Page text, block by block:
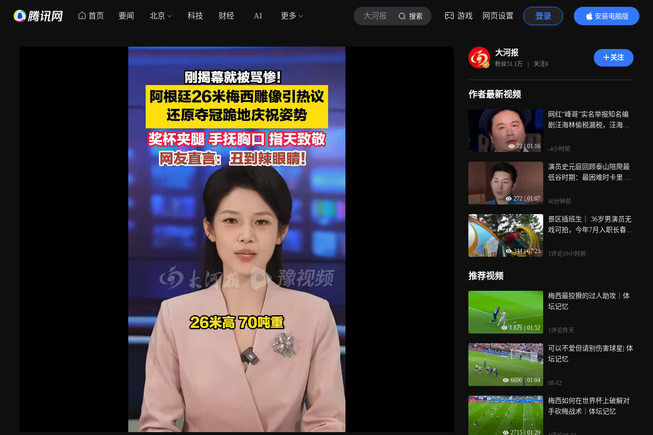
首页 要闻 北京 科技 财经 AI 更多 大河报 搜索 游戏 网页设置 登录
安装电脑版
内容更精彩
大河报
粉丝51.1万 | 关注0
关注
作者最新视频
72 | 01:16
网红“峰哥”实名举报知名编
剧汪海林偷税漏税，汪海林
作，该事件仅处于举报受理
-4小时前
272 01:07
演员史元庭回顾泰山陪爬最
低谷时期：最困难时卡里 只
46分钟前
344 | 07:23
景区插班生｜ 36岁男演员无
戏可拍，今年7月入职长春市
C，在景区，他经历过舞台
敢花……
1评论19小时前
推荐视频
1.8万 | 01:52
梅西最狡猾的过人助攻｜体
坛记忆
1评论昨天
6690 | 01:04
可以不爱但请别伤害球星| 体
坛记忆
08-02
2715 01:29
梅西如何在世界杯上破解对
手砍梅战术｜体坛记忆